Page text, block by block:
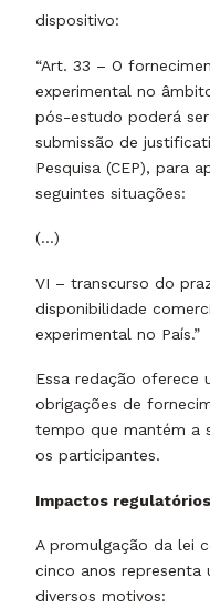
dispositivo:
“Art. 33 – O
experimental no
pós-estudo poderá
submissão de
Pesquisa (CEP), para
seguintes situações:
(…)
VI – transcurso do
disponibilidade
experimental no País.”
Essa redação oferece
obrigações de
tempo que mantém a
os participantes.
Impactos
A promulgação da lei
cinco anos
diversos motivos: